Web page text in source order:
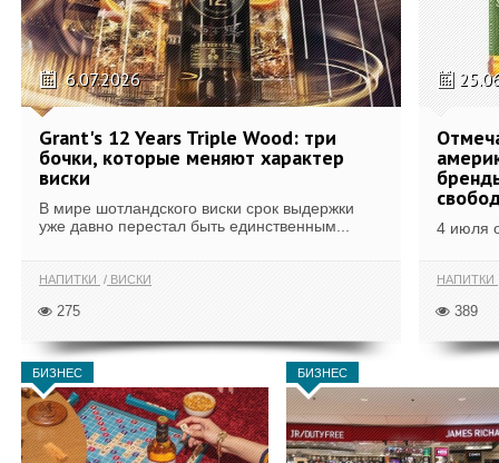
6.07.2026
Grant's 12 Years Triple Wood: три
бочки, которые меняют характер
виски
В мире шотландского виски срок выдержки
уже давно перестал быть единственным...
НАПИТКИ ВИСКИ
275
4 июля
НАПИТКИ
389
БИЗНЕС БИЗНЕС